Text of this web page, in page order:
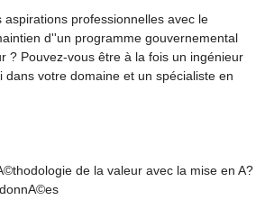
aspirations professionnelles avec le
d''un programme gouvernemental
? Pouvez-vous être à la fois un ingénieur
dans votre domaine et un spécialiste en
de la valeur avec la mise en A?